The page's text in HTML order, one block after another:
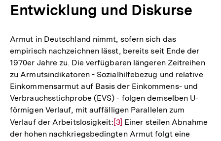
Fußnote
Entwicklung und Diskurse
Armut in Deutschland nimmt, sofern sich das
empirisch nachzeichnen lässt, bereits seit Ende der
1970er Jahre zu. Die verfügbaren längeren Zeitreihen
zu Armutsindikatoren - Sozialhilfebezug und relative
Einkommensarmut auf Basis der Einkommens- und
Verbrauchsstichprobe (EVS) - folgen demselben U-
förmigen Verlauf, mit auffälligen Parallelen zum
Verlauf der Arbeitslosigkeit:Zur
Auflösung
[3] Einer steilen Abnahme
der hohen nachkriegsbedingten Armut folgt eine